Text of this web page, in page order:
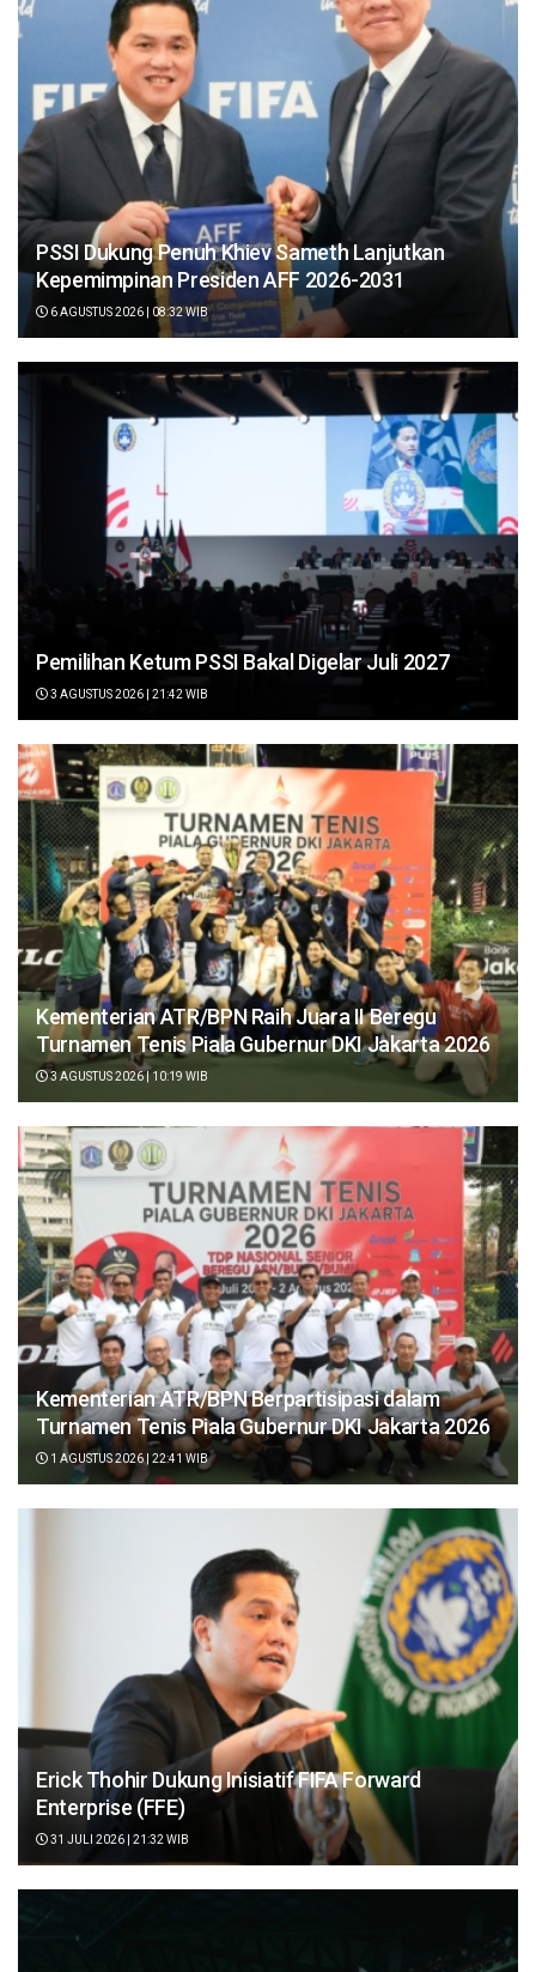
PSSI Dukung Penuh Khiev Sameth Lanjutkan
Kepemimpinan Presiden AFF 2026-2031
6 AGUSTUS 2026 | 08:32 WIB
Pemilihan Ketum PSSI Bakal Digelar Juli 2027
3 AGUSTUS 2026 | 21:42 WIB
Kementerian ATR/BPN Raih Juara II Beregu
Turnamen Tenis Piala Gubernur DKI Jakarta 2026
3 AGUSTUS 2026 | 10:19 WIB
Kementerian ATR/BPN Berpartisipasi dalam
Turnamen Tenis Piala Gubernur DKI Jakarta 2026
1 AGUSTUS 2026 | 22:41 WIB
Erick Thohir Dukung Inisiatif FIFA Forward
Enterprise (FFE)
31 JULI 2026 | 21:32 WIB